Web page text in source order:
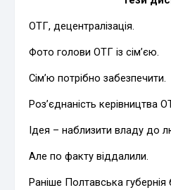
ОТГ, децентралізація.
Фото голови ОТГ із сім’єю.
Сім’ю потрібно забезпечити.
Роз’єднаність керівництва
Ідея – наблизити владу до
Але по факту віддалили.
Раніше Полтавська